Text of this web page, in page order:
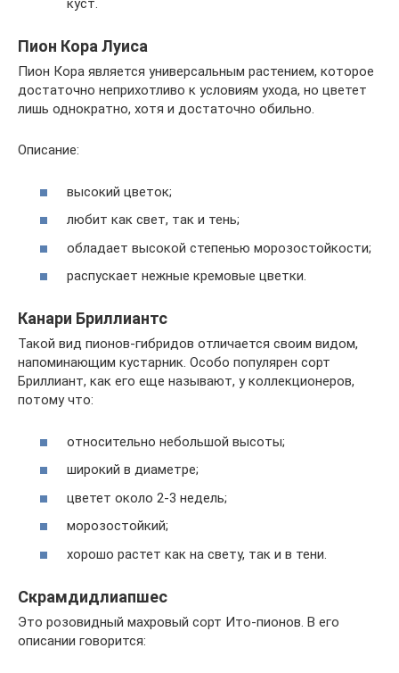
куст.
Пион Кора Луиса
Пион Кора является универсальным растением, которое
достаточно неприхотливо к условиям ухода, но цветет
лишь однократно, хотя и достаточно обильно.
Описание:
высокий цветок;
любит как свет, так и тень;
обладает высокой степенью морозостойкости;
распускает нежные кремовые цветки.
Канари Бриллиантс
Такой вид пионов-гибридов отличается своим видом,
напоминающим кустарник. Особо популярен сорт
Бриллиант, как его еще называют, у коллекционеров,
потому что:
относительно небольшой высоты;
широкий в диаметре;
цветет около 2-3 недель;
морозостойкий;
хорошо растет как на свету, так и в тени.
Скрамдидлиапшес
Это розовидный махровый сорт Ито-пионов. В его
описании говорится: